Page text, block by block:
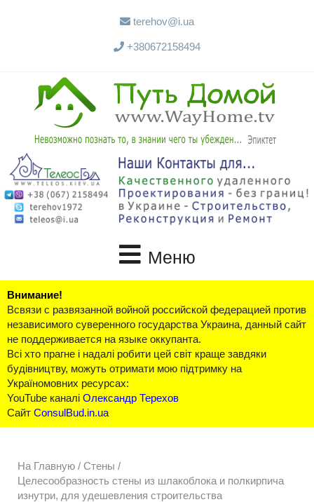
terehov@i.ua
+380672158494
Меню
Внимание!
Всвязи с развязанной войной российской федерацией против
независимого суверенного государства Украина, данный сайт
не поддерживается на языке оккупанта.
Всі хто прагне і надалі робити цей світ краще завдяки
будівництву, можуть отримати мою підтримку на
Україномовних ресурсах:
YouTube каналі Олександр Терехов
Сайт ConsulBud.in.ua
На Главную / Стены /
Целесообразность стены из шлакоблока и полкирпича
изнутри, для удешевления строительства